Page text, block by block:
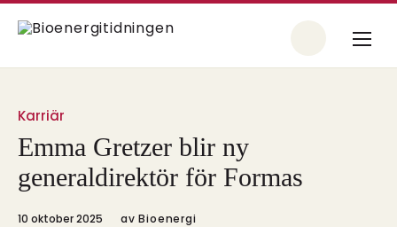
Karriär
Emma Gretzer blir ny
generaldirektör för Formas
10 oktober 2025 av Bioenergi